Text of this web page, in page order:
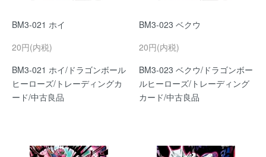
BM3-021 ホイ
20円(内税)
BM3-021 ホイ/ドラゴンボール
ヒーローズ/トレーディングカ
ード/中古良品
BM3-023 ベクウ
20円(内税)
BM3-023 ベクウ/ドラゴンボー
ルヒーローズ/トレーディング
カード/中古良品